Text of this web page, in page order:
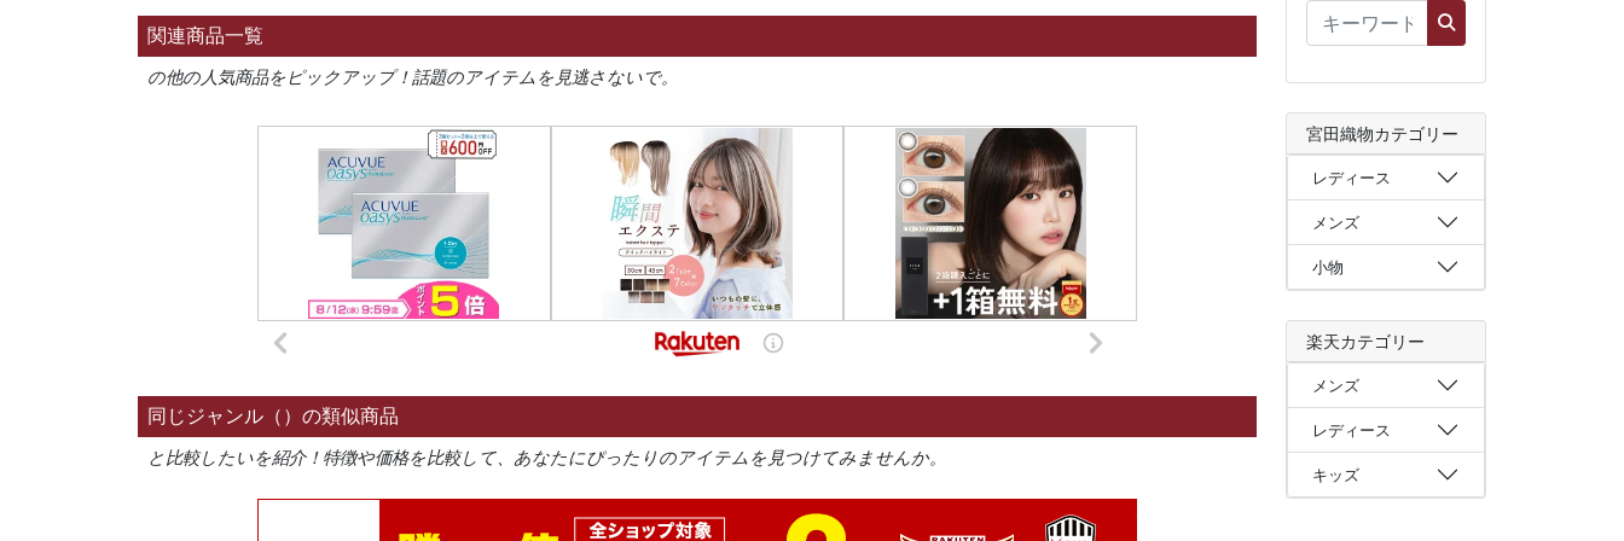
関連商品一覧
の他の人気商品をピックアップ！話題のアイテムを見逃さないで。
同じジャンル（）の類似商品
と比較したいを紹介！特徴や価格を比較して、あなたにぴったりのアイテムを見つけてみませんか。
宮田織物カテゴリー
レディース
メンズ
小物
楽天カテゴリー
メンズ
レディース
キッズ